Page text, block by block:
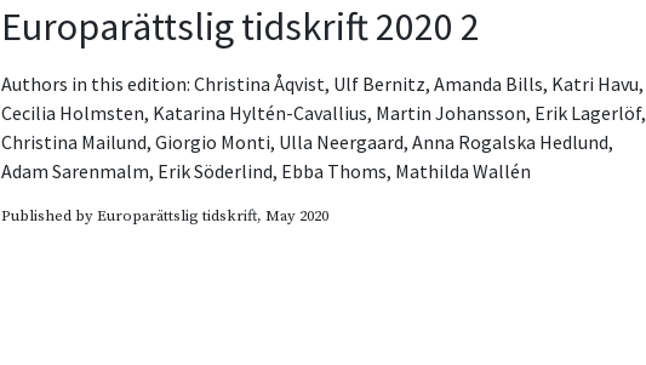
Europarättslig tidskrift 2020 2
Authors in this edition:Christina Åqvist, Ulf Bernitz,Amanda Bills, Katri Havu,
Cecilia Holmsten, Katarina Hyltén-Cavallius, Martin Johansson, Erik Lagerlöf,
Christina Mailund,Giorgio Monti, Ulla Neergaard,Anna Rogalska Hedlund,
Adam Sarenmalm, Erik Söderlind, Ebba Thoms, Mathilda Wallén
Published byEuroparättslig tidskrift, May 2020